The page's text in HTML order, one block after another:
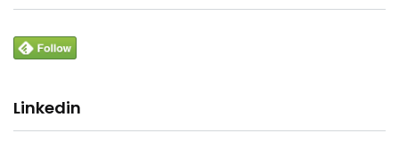
Linkedin